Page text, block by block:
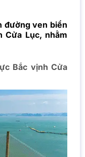
đường ven biển
Lục, nhằm
Bắc vịnh Cửa